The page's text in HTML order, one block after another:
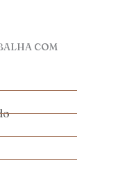
COM